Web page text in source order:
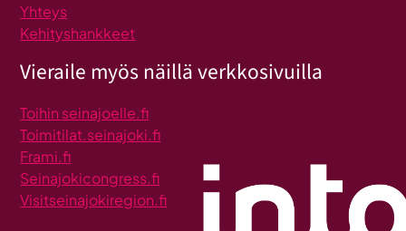
Yhteys
Kehityshankkeet
Vieraile myös näillä verkkosivuilla
Toihin seinajoelle.fi
Toimitilat.seinajoki.fi
Frami.fi
Seinajokicongress.fi
Visitseinajokiregion.fi